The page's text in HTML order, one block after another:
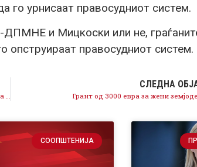
го урнисаат правосудниот систем.
и Мицкоски или не,
опструираат правосудниот систем.
Градоначалник Анастасов: Од задолжена и блокирана општина, Пробиштип сега реализира капитални проекти во инфраструктурата
СЛЕДНА
Грант од 3000 евра за жени
СООПШТЕНИЈА